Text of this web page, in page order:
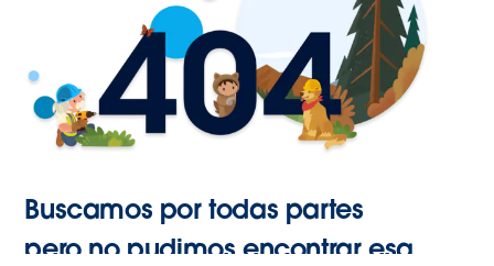
Buscamos por todas partes
pero no pudimos encontrar esa